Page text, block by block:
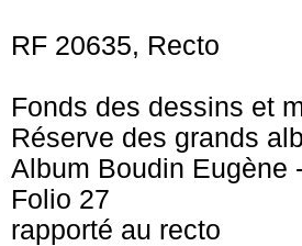
RF 20635, Recto
Fonds des dessins et
Réserve des grands
Album Boudin Eugène
Folio 27
rapporté au recto